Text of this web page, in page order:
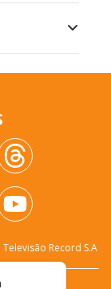
Record S.A